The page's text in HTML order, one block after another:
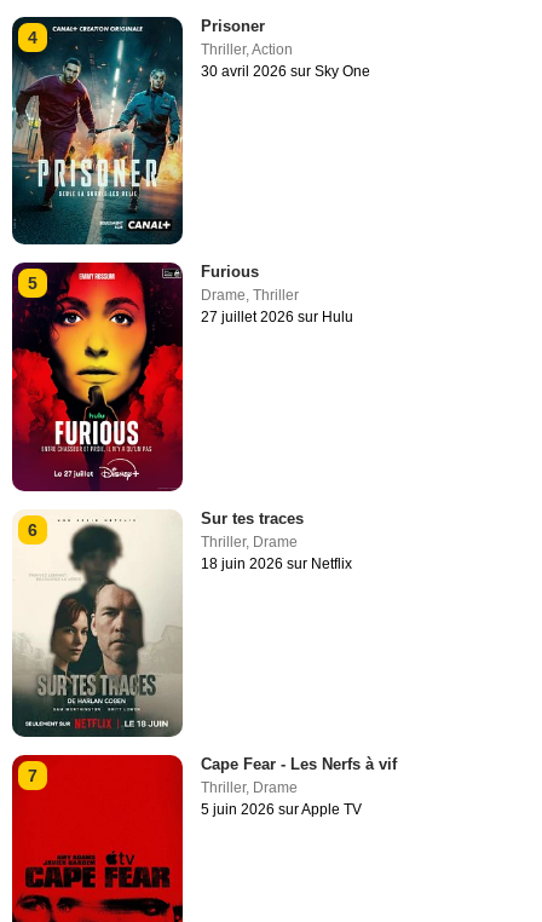
4
Prisoner
Thriller,Action
30 avril 2026 sur Sky One
5
Furious
Drame,Thriller
27 juillet 2026 sur Hulu
6
Sur tes traces
Thriller, Drame
18 juin 2026 sur Netflix
7
Cape Fear - Les Nerfs à vif
Thriller, Drame
5 juin 2026 sur Apple TV